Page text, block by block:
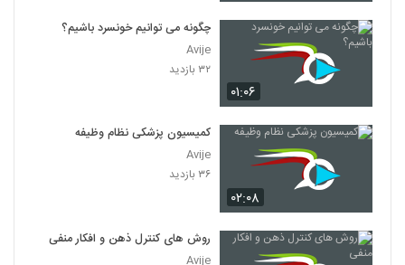
۰۱:۰۶
چگونه می توانیم خونسرد باشیم؟
Avije
۳۲ بازدید
۰۲:۰۸
کمیسیون پزشکی نظام وظیفه
Avije
۳۶ بازدید
روش های کنترل ذهن و افکار منفی
Avije